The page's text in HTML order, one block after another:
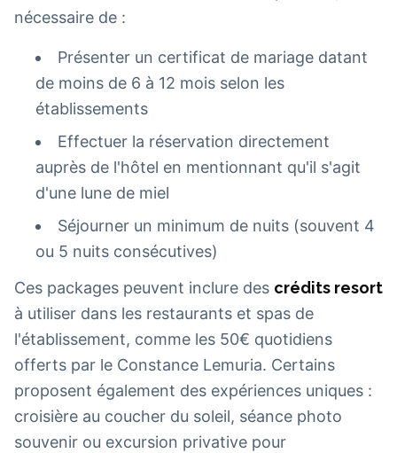
nécessaire de :
Présenter un certificat de mariage datant
de moins de 6 à 12 mois selon les
établissements
Effectuer la réservation directement
auprès de l'hôtel en mentionnant qu'il s'agit
d'une lune de miel
Séjourner un minimum de nuits (souvent 4
ou 5 nuits consécutives)
Ces packages peuvent inclure des crédits resort
à utiliser dans les restaurants et spas de
l'établissement, comme les 50€ quotidiens
offerts par le Constance Lemuria. Certains
proposent également des expériences uniques :
croisière au coucher du soleil, séance photo
souvenir ou excursion privative pour